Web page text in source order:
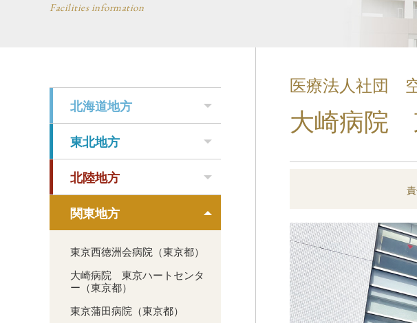
Facilities information
北海道地方
東北地方
北陸地方
関東地方
東京西徳洲会病院（東京都）
大崎病院 東京ハートセンタ
ー（東京都）
東京蒲田病院（東京都）
医療法人社団
大崎病院